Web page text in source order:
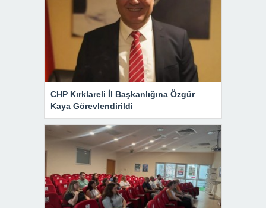
CHP Kırklareli İl Başkanlığına Özgür
Kaya Görevlendirildi